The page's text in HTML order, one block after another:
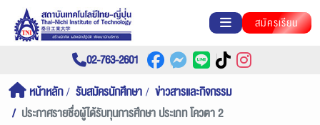
สมัครเรียน
02-763-2601
หน้าหลัก รับสมัครนักศึกษา
ข่าวสารและกิจกรรม
ประกาศรายชื่อผู้ได้รับทุนการศึกษา ประเภท โควตา 2